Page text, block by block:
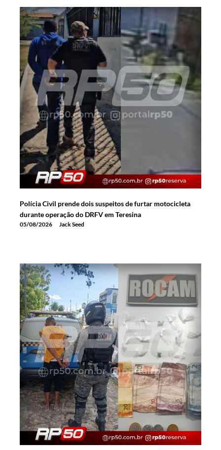
Polícia Civil prende dois suspeitos de furtar motocicleta
durante operação do DRFV em Teresina
05/08/2026 Jack Seed